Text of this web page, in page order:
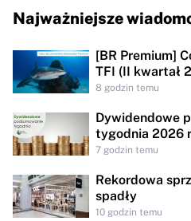
Najważniejsze
[BR Premium]
TFI (II kwartał
8 godzin temu
Dywidendowe
tygodnia 2026
7 godzin temu
Rekordowa
spadły
10 godzin temu